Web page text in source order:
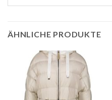
ÄHNLICHE PRODUKTE